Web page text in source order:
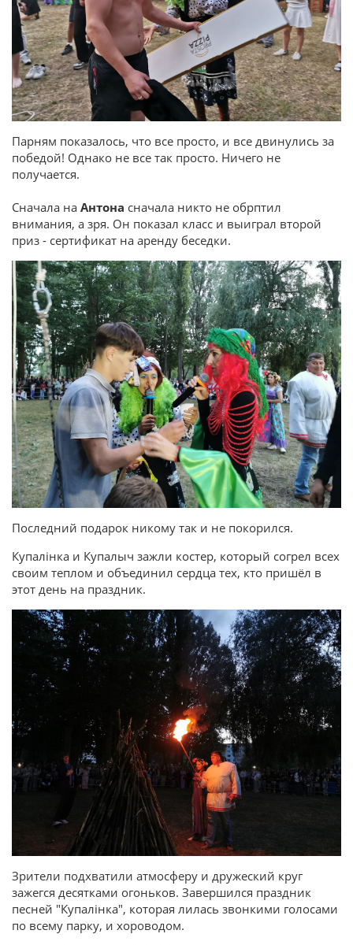
Парням показалось, что все просто, и все двинулись за
победой! Однако не все так просто. Ничего не
получается.
Сначала на Антона сначала никто не обрптил
внимания, а зря. Он показал класс и выиграл второй
приз - сертификат на аренду беседки.
Последний подарок никому так и не покорился.
Купалінка и Купалыч зажли костер, который согрел всех
своим теплом и объединил сердца тех, кто пришёл в
этот день на праздник.
Зрители подхватили атмосферу и дружеский круг
зажегся десятками огоньков. Завершился праздник
песней "Купалінка", которая лилась звонкими голосами
по всему парку, и хороводом.